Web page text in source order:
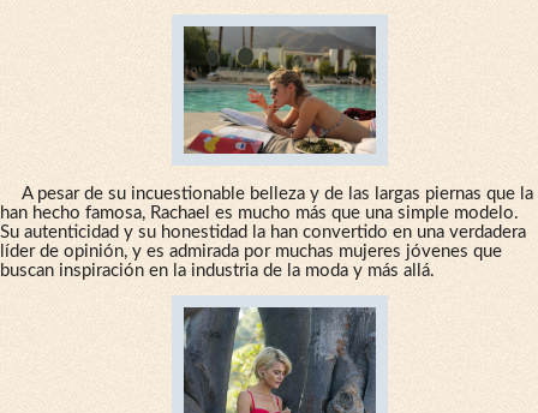
A pesar de su incuestionable belleza y de las largas piernas que la
han hecho famosa, Rachael es mucho más que una simple modelo.
Su autenticidad y su honestidad la han convertido en una verdadera
líder de opinión, y es admirada por muchas mujeres jóvenes que
buscan inspiración en la industria de la moda y más allá.